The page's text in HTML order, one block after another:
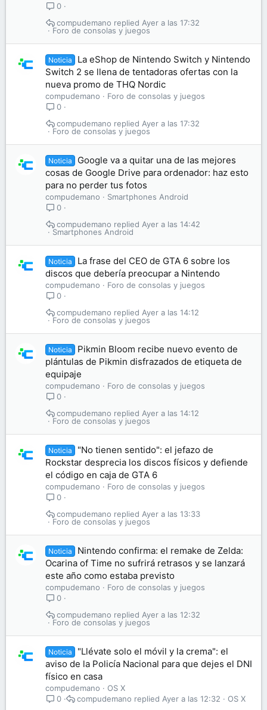
0
Foro de consolas y juegos
Ayer a las 17:32
compudemano
Noticia
La eShop de Nintendo Switch y Nintendo
Switch 2 se llena de tentadoras ofertas con la
nueva promo de THQ Nordic
compudemano
Foro de consolas y juegos
0
Foro de consolas y juegos
Ayer a las 17:32
compudemano
Noticia
Google va a quitar una de las mejores
cosas de Google Drive para ordenador: haz esto
para no perder tus fotos
compudemano
Smartphones Android
0
Smartphones Android
Ayer a las 14:42
compudemano
Noticia
La frase del CEO de GTA 6 sobre los
discos que debería preocupar a Nintendo
compudemano
Foro de consolas y juegos
0
Foro de consolas y juegos
Ayer a las 14:12
compudemano
Noticia
Pikmin Bloom recibe nuevo evento de
plántulas de Pikmin disfrazados de etiqueta de
equipaje
compudemano
Foro de consolas y juegos
0
Foro de consolas y juegos
Ayer a las 14:12
compudemano
Noticia
"No tienen sentido": el jefazo de
Rockstar desprecia los discos físicos y defiende
el código en caja de GTA 6
compudemano
Foro de consolas y juegos
0
Foro de consolas y juegos
Ayer a las 13:33
compudemano
Noticia
Nintendo confirma: el remake de Zelda:
Ocarina of Time no sufrirá retrasos y se lanzará
este año como estaba previsto
compudemano
Foro de consolas y juegos
0
Foro de consolas y juegos
Ayer a las 12:32
compudemano
Noticia
"Llévate solo el móvil y la crema": el
aviso de la Policía Nacional para que dejes el DNI
físico en casa
compudemano
OS X
0
OS X
Ayer a las 12:32
compudemano